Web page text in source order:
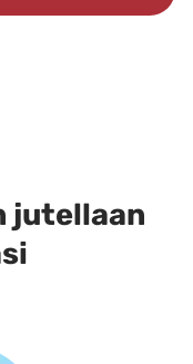
23,80 €
jutellaan